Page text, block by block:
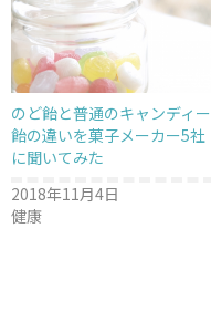
ウ
で
開
き
ま
す
)
のど飴と普通のキャンディー
飴の違いを菓子メーカー5社
に聞いてみた
2018年11月4日
健康